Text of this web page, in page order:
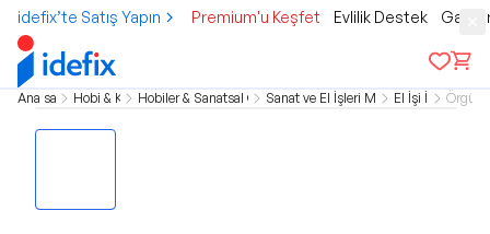
idefix’te Satış Yapın Premium'u Keşfet Evlilik Destek
Ana sayfa Hobi & KültürHobiler & Sanatsal ÇalışmalarSanat ve El İşleri Malzemeleri
El İşi İpleriÖrgü